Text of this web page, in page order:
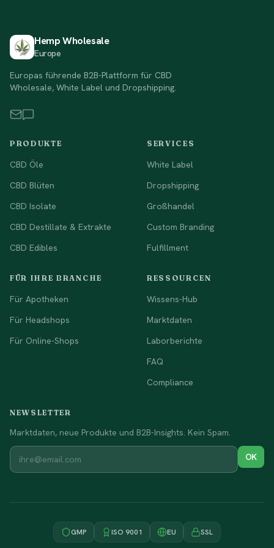
Hemp Wholesale
Europe
Europas führende B2B-Plattform für CBD
Wholesale, White Label und Dropshipping.
PRODUKTE
CBD Öle
CBD Blüten
CBD Isolate
CBD Destillate & Extrakte
CBD Edibles
SERVICES
White Label
Dropshipping
Großhandel
Custom Branding
Fulfillment
FÜR IHRE BRANCHE
Für Apotheken
Für Headshops
Für Online-Shops
RESSOURCEN
Wissens-Hub
Marktdaten
Laborberichte
FAQ
Compliance
NEWSLETTER
Marktdaten, neue Produkte und B2B-Insights. Kein Spam.
OK
GMP ISO 9001 EU SSL